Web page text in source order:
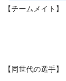
チームメイト
同世代の選手